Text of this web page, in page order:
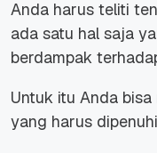
Anda harus teliti
ada satu hal saja
berdampak
Untuk itu Anda bisa
yang harus